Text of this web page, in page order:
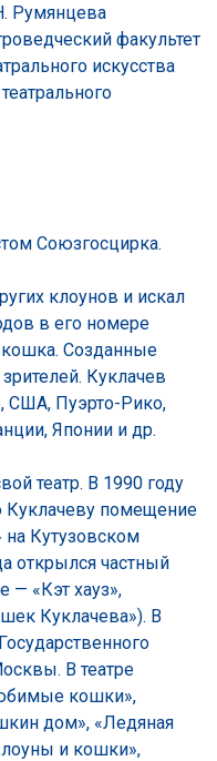
Румянцева
факультет
искусства
Союзгосцирка.
клоунов и искал
в его номере
Созданные
Куклачев
США, Пуэрто-Рико,
Японии и др.
театр. В 1990 году
помещение
Кутузовском
открылся частный
— «Кэт хауз»,
Куклачева»). В
В театре
кошки»,
дом», «Ледяная
и кошки»,